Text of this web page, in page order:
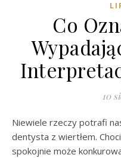
Co
10
Niewiele rzeczy potrafi
dentysta z wiertłem.
spokojnie może